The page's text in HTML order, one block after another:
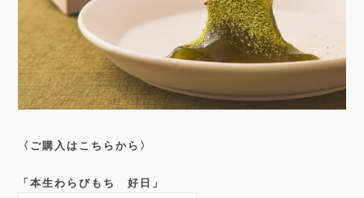
〈ご購入はこちらから〉
「本生わらびもち 好日」